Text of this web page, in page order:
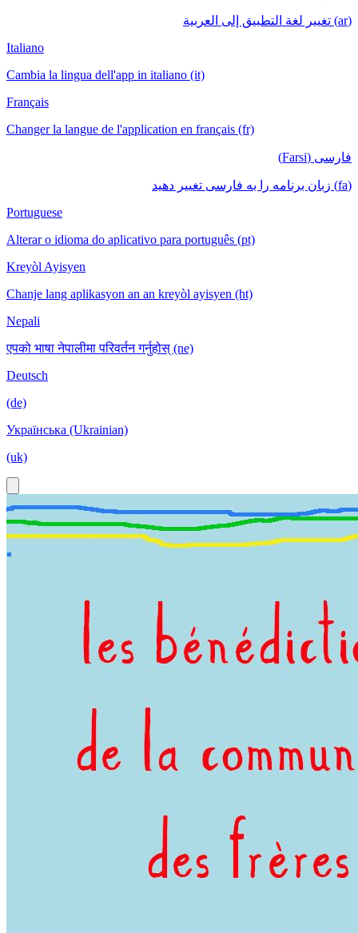
(ar) تغيير لغة التطبيق إلى العربية
Italiano
Cambia la lingua dell'app in italiano (it)
Français
Changer la langue de l'application en français (fr)
فارسی (Farsi)
(fa) زبان برنامه را به فارسی تغییر دهید
Portuguese
Alterar o idioma do aplicativo para português (pt)
Kreyòl Ayisyen
Chanje lang aplikasyon an an kreyòl ayisyen (ht)
Nepali
एपको भाषा नेपालीमा परिवर्तन गर्नुहोस् (ne)
Deutsch
(de)
Українська (Ukrainian)
(uk)